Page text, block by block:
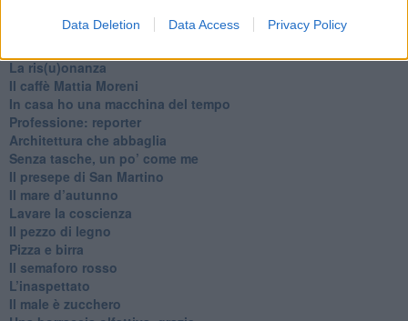
Data Deletion Data Access Privacy Policy
​Ricciotti Ensemble: ovunque e per tutti
Ode ai lacci
​La ris(u)onanza
​Il caffè Mattia Moreni
​In casa ho una macchina del tempo
Professione: reporter
Architettura che abbaglia
​Senza tasche, un po’ come me
​Il presepe di San Martino
​Il mare d’autunno
​Lavare la coscienza
​Il pezzo di legno
​Pizza e birra
​Il semaforo rosso
​L’inaspettato
​Il male è zucchero